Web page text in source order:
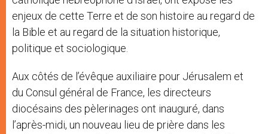
enjeux de cette Terre et de son histoire au regard de
la Bible et au regard de la situation historique,
politique et sociologique.
Aux côtés de l’évêque auxiliaire pour Jérusalem et
du Consul général de France, les directeurs
diocésains des pèlerinages ont inauguré, dans
l’après-midi, un nouveau lieu de prière dans les